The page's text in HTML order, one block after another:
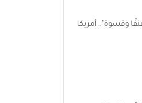
وقسوة".. أمريكا